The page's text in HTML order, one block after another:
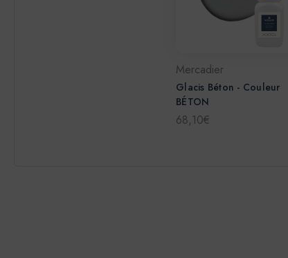
Mercadier
Glacis Béton - Couleur
BÉTON
68,10€